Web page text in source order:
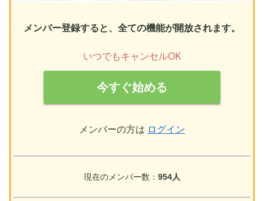
メンバー登録すると、全ての機能が開放されます。
いつでもキャンセルOK
今すぐ始める
メンバーの方は ログイン
現在のメンバー数： 954人